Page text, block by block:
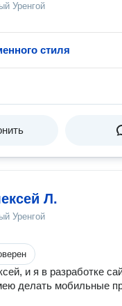
Уренгой
стиля
Л.
Уренгой
и я в разработке
делать мобильные